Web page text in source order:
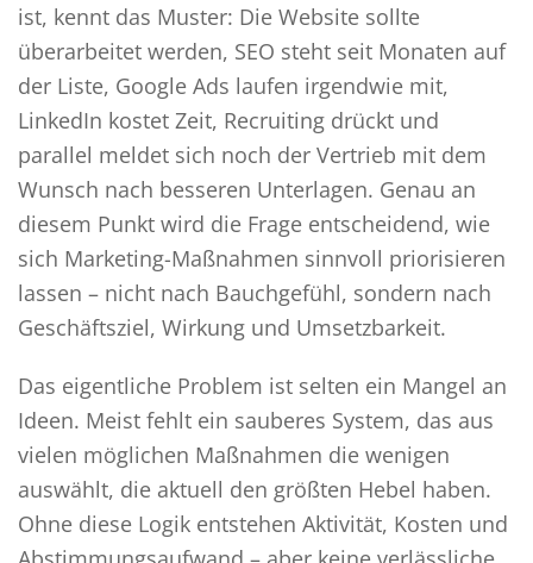
ist, kennt das Muster: Die Website sollte
überarbeitet werden, SEO steht seit Monaten auf
der Liste, Google Ads laufen irgendwie mit,
LinkedIn kostet Zeit, Recruiting drückt und
parallel meldet sich noch der Vertrieb mit dem
Wunsch nach besseren Unterlagen. Genau an
diesem Punkt wird die Frage entscheidend, wie
sich Marketing-Maßnahmen sinnvoll priorisieren
lassen – nicht nach Bauchgefühl, sondern nach
Geschäftsziel, Wirkung und Umsetzbarkeit.
Das eigentliche Problem ist selten ein Mangel an
Ideen. Meist fehlt ein sauberes System, das aus
vielen möglichen Maßnahmen die wenigen
auswählt, die aktuell den größten Hebel haben.
Ohne diese Logik entstehen Aktivität, Kosten und